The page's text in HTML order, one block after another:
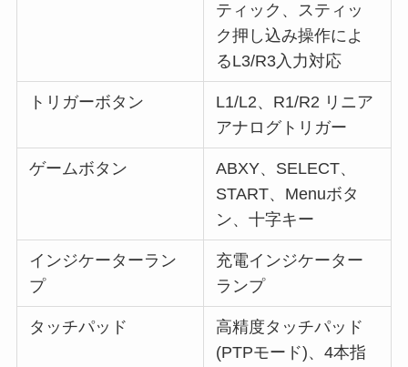
ティック、スティッ
ク押し込み操作によ
るL3/R3入力対応
トリガーボタン
L1/L2、R1/R2 リニア
アナログトリガー
ゲームボタン
ABXY、SELECT、
START、Menuボタ
ン、十字キー
インジケーターラン
プ
充電インジケーター
ランプ
タッチパッド
高精度タッチパッド
(PTPモード)、4本指